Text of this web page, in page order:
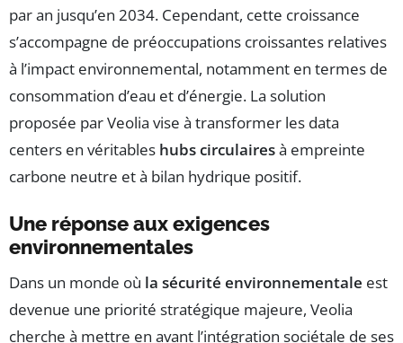
par an jusqu’en 2034. Cependant, cette croissance
s’accompagne de préoccupations croissantes relatives
à l’impact environnemental, notamment en termes de
consommation d’eau et d’énergie. La solution
proposée par Veolia vise à transformer les data
centers en véritables hubs circulairesà empreinte
carbone neutre et à bilan hydrique positif.
Une réponse aux exigences
environnementales
Dans un monde où la sécurité environnementale est
devenue une priorité stratégique majeure, Veolia
cherche à mettre en avant l’intégration sociétale de ses